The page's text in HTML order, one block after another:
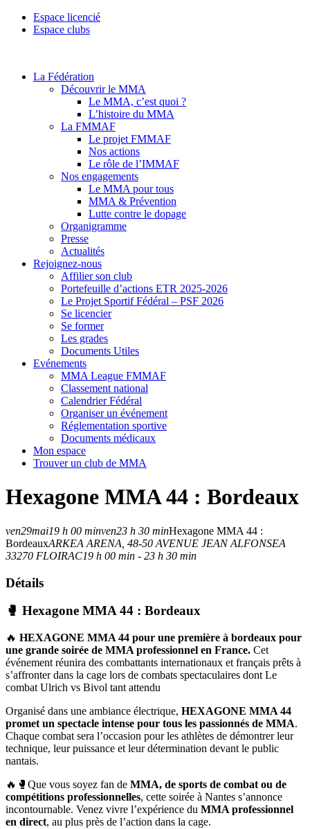
Espace licencié
Espace clubs
La Fédération
Découvrir le MMA
Le MMA, c’est quoi ?
L’histoire du MMA
La FMMAF
Le projet FMMAF
Nos actions
Le rôle de l’IMMAF
Nos engagements
Le MMA pour tous
MMA & Prévention
Lutte contre le dopage
Organigramme
Presse
Actualités
Rejoignez-nous
Affilier son club
Portefeuille d’actions ETR 2025-2026
Le Projet Sportif Fédéral – PSF 2026
Se licencier
Se former
Les grades
Documents Utiles
Evénements
MMA League FMMAF
Classement national
Calendrier Fédéral
Organiser un événement
Réglementation sportive
Documents médicaux
Mon espace
Trouver un club de MMA
Hexagone MMA 44 : Bordeaux
ven29mai19 h 00 minven23 h 30 minHexagone MMA 44 :
BordeauxARKEA ARENA , 48-50 AVENUE JEAN ALFONSEA
33270 FLOIRAC19 h 00 min - 23 h 30 min
Détails
🥊 Hexagone MMA 44 : Bordeaux
🔥 HEXAGONE MMA 44 pour une première à bordeaux pour
une grande soirée de MMA professionnel en France. Cet
événement réunira des combattants internationaux et français prêts à
s’affronter dans la cage lors de combats spectaculaires dont Le
combat Ulrich vs Bivol tant attendu
Organisé dans une ambiance électrique, HEXAGONE MMA 44
promet un spectacle intense pour tous les passionnés de MMA.
Chaque combat sera l’occasion pour les athlètes de démontrer leur
technique, leur puissance et leur détermination devant le public
nantais.
🔥🥊Que vous soyez fan de MMA, de sports de combat ou de
compétitions professionnelles, cette soirée à Nantes s’annonce
incontournable. Venez vivre l’expérience du MMA professionnel
en direct, au plus près de l’action dans la cage.